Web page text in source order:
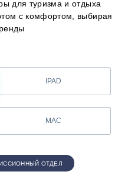
для туризма и отдыха
с комфортом, выбирая
IPAD
MAC
ОТДЕЛ